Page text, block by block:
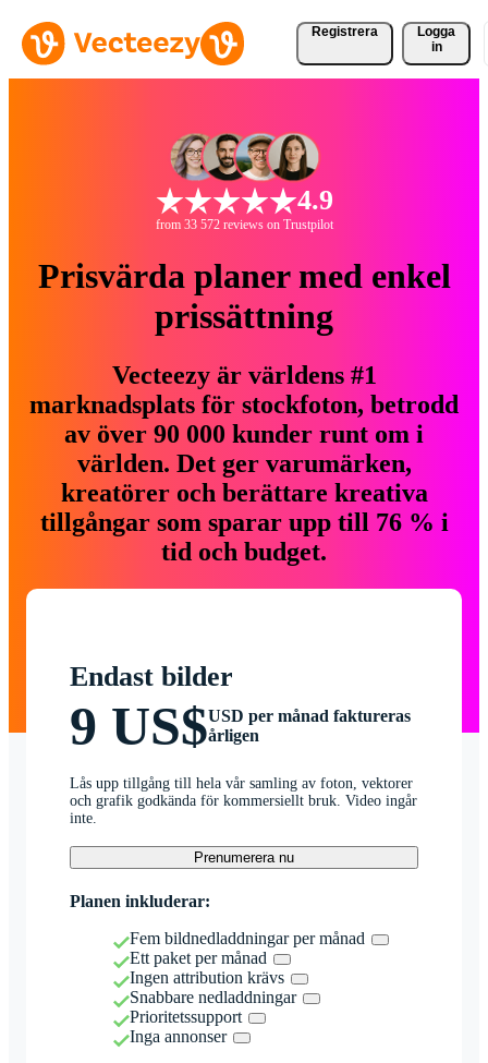
Registrera
Logga
in
4.9
from 33 572 reviews on Trustpilot
Prisvärda planer med enkel
prissättning
Vecteezy är världens #1
marknadsplats för stockfoton, betrodd
av över 90 000 kunder runt om i
världen. Det ger varumärken,
kreatörer och berättare kreativa
tillgångar som sparar upp till 76 % i
tid och budget.
Endast bilder
9 US$USD per månad faktureras
årligen
Lås upp tillgång till hela vår samling av foton, vektorer
och grafik godkända för kommersiellt bruk. Video ingår
inte.
Prenumerera nu
Planen inkluderar:
Fem bildnedladdningar per månad
Ett paket per månad
Ingen attribution krävs
Snabbare nedladdningar
Prioritetssupport
Inga annonser